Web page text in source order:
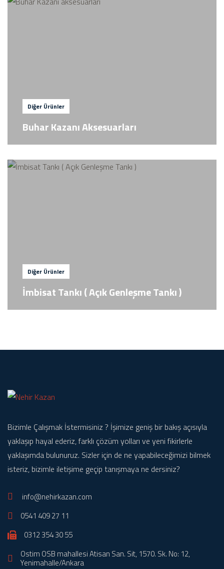
Diğer Ürünler
Buhar Kazanı Aksesuarları
Diğer Ürünler
İmbisat Tankı ( Açık Genleşme Tankı )
Bizimle Çalışmak İstermisiniz ? İşimize geniş bir bakış açısıyla
yaklaşıp hayal ederiz, farklı çözüm yolları ve yeni fikirlerle
yaklaşımda bulunuruz. Sizler için de ne yapabileceğimizi bilmek
isteriz, bizimle iletişime geçip tanışmaya ne dersiniz?
info@nehirkazan.com
0541 409 27 11
0312 354 30 55
Ostim OSB mahallesi Atisan San. Sit, 1570. Sk. No: 12,
Yenimahalle/Ankara